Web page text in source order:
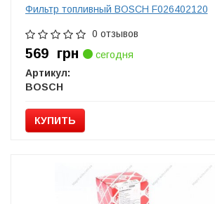
Фильтр топливный BOSCH F026402120
0 отзывов
569 грн
сегодня
Артикул:
BOSCH
КУПИТЬ